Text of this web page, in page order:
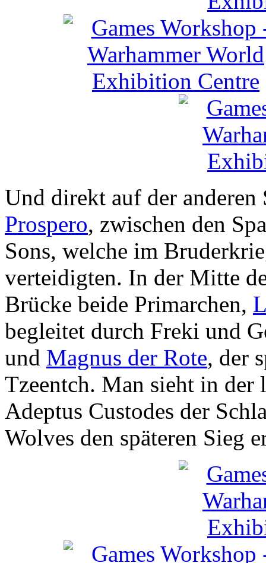
Und direkt auf der anderen
Prospero, zwischen den
Sons, welche im
verteidigten. In der Mitte
Brücke beide Primarchen,
begleitet durch Freki und
und Magnus der Rote, der
Tzeentch. Man sieht in der
Adeptus Custodes der
Wolves den späteren Sieg